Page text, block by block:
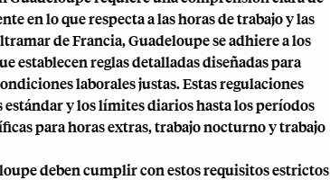
en lo que respecta a las horas de trabajo y las
de Francia, Guadeloupe se adhiere a los
establecen reglas detalladas diseñadas para
laborales justas. Estas regulaciones
estándar y los límites diarios hasta los períodos
para horas extras, trabajo nocturno y trabajo
deben cumplir con estos requisitos estrictos